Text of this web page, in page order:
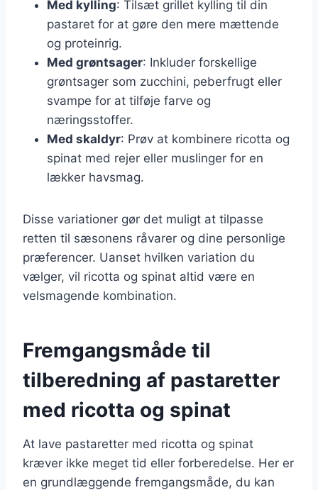
Med kylling: Tilsæt grillet kylling til din
pastaret for at gøre den mere mættende
og proteinrig.
Med grøntsager: Inkluder forskellige
grøntsager som zucchini, peberfrugt eller
svampe for at tilføje farve og
næringsstoffer.
Med skaldyr: Prøv at kombinere ricotta og
spinat med rejer eller muslinger for en
lækker havsmag.
Disse variationer gør det muligt at tilpasse
retten til sæsonens råvarer og dine personlige
præferencer. Uanset hvilken variation du
vælger, vil ricotta og spinat altid være en
velsmagende kombination.
Fremgangsmåde til
tilberedning af pastaretter
med ricotta og spinat
At lave pastaretter med ricotta og spinat
kræver ikke meget tid eller forberedelse. Her er
en grundlæggende fremgangsmåde, du kan